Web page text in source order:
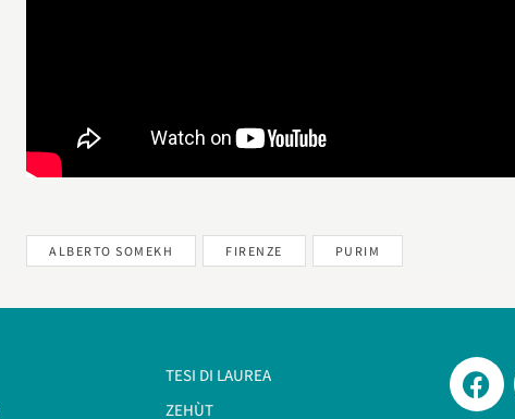
ALBERTO SOMEKH FIRENZE PURIM
TESI DI LAUREA
ZEHÙT